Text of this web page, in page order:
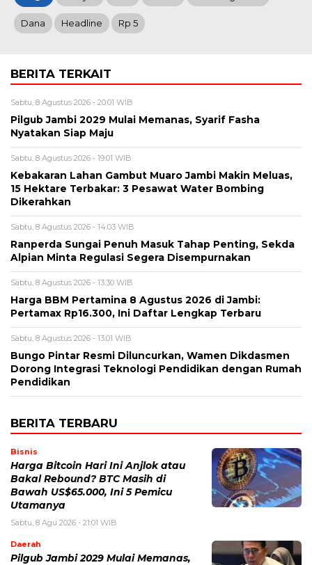
Dana Headline Rp 5
BERITA TERKAIT
Sabtu, 8 Agustus 2026 - 20:01 WIB
Pilgub Jambi 2029 Mulai Memanas, Syarif Fasha
Nyatakan Siap Maju
Sabtu, 8 Agustus 2026 - 19:01 WIB
Kebakaran Lahan Gambut Muaro Jambi Makin Meluas,
15 Hektare Terbakar: 3 Pesawat Water Bombing
Dikerahkan
Sabtu, 8 Agustus 2026 - 14:03 WIB
Ranperda Sungai Penuh Masuk Tahap Penting, Sekda
Alpian Minta Regulasi Segera Disempurnakan
Sabtu, 8 Agustus 2026 - 13:30 WIB
Harga BBM Pertamina 8 Agustus 2026 di Jambi:
Pertamax Rp16.300, Ini Daftar Lengkap Terbaru
Sabtu, 8 Agustus 2026 - 13:01 WIB
Bungo Pintar Resmi Diluncurkan, Wamen Dikdasmen
Dorong Integrasi Teknologi Pendidikan dengan Rumah
Pendidikan
BERITA TERBARU
Bisnis
Harga Bitcoin Hari Ini Anjlok atau
Bakal Rebound? BTC Masih di
Bawah US$65.000, Ini 5 Pemicu
Utamanya
Sabtu, 8 Agu 2026 - 21:01 WIB
Daerah
Pilgub Jambi 2029 Mulai Memanas,